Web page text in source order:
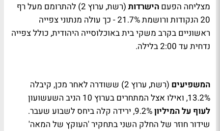
מצליחה הפעם הישרדות
(רשת, ערוץ 2) להתרומם מעל רף
20 הנקודות ורושמת 21.7% - כך עולה מנתוני צפייה
ראשוניים בקרב משקי בית באוכלוסייה היהודית, כולל צפייה
נדחית עד 2:00 בלילה.
המשפיעים
(רשת, ערוץ 2) ששודרה לאחר מכן, קיבלה
13.2%, ואילו אצל המתחרים בערוץ 10 הניב השעשועון
לעוף על המיליון
9.2%, ירידה קלה ביחס לשבוע שעבר.
שידור חוזר של החלק השני בתחקיר 'העוקץ של המאה'